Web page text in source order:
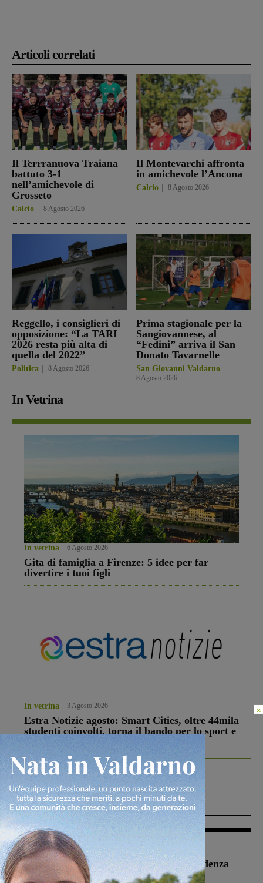
Articoli correlati
Il Terrranuova Traiana
battuto 3-1
nell’amichevole di
Grosseto
Calcio 8 Agosto 2026
Il Montevarchi affronta
in amichevole l’Ancona
Calcio 8 Agosto 2026
Reggello, i consiglieri di
opposizione: “La TARI
2026 resta più alta di
quella del 2022”
Politica 8 Agosto 2026
Prima stagionale per la
Sangiovannese, al
“Fedini” arriva il San
Donato Tavarnelle
San Giovanni Valdarno
8 Agosto 2026
In Vetrina
In vetrina 6 Agosto 2026
Gita di famiglia a Firenze: 5 idee per far
divertire i tuoi figli
In vetrina 3 Agosto 2026
Estra Notizie agosto: Smart Cities, oltre 44mila
studenti coinvolti, torna il bando per lo sport e
debutta il podcast Estrair
Più lette
Figline Incisa Valdarno 1 Agosto 2026
Piscina di Figline finanziata oltre la scadenza
Pnrr, il gruppo di Fratelli d’Italia: “Un
×